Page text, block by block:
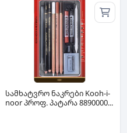
სამხატვრო ნაკრები Kooh-i-
noor პროფ. პატარა 8890000...